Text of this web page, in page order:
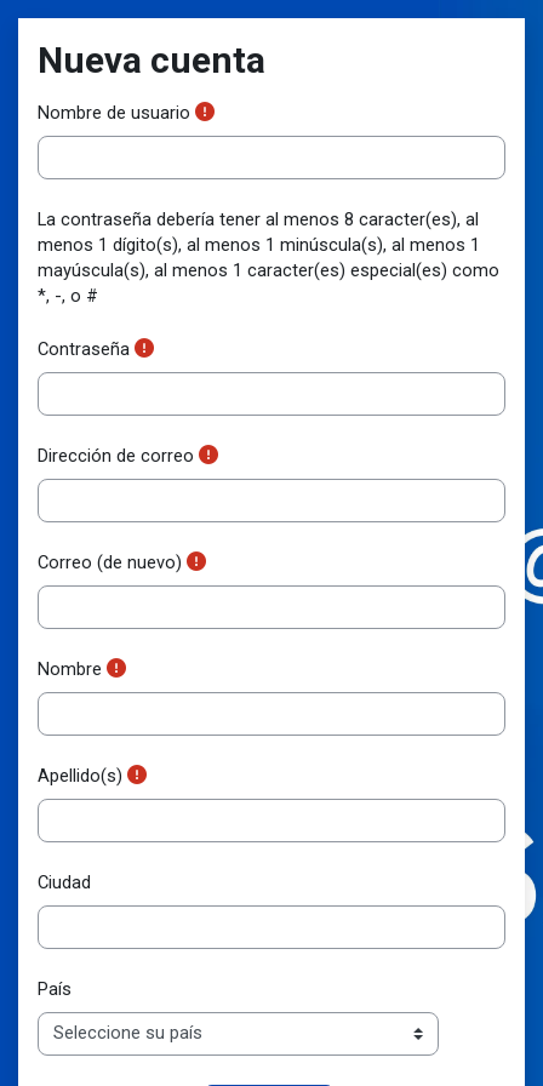
Nueva cuenta
Nombre de usuario
La contraseña debería tener al menos 8 caracter(es), al
menos 1 dígito(s), al menos 1 minúscula(s), al menos 1
mayúscula(s), al menos 1 caracter(es) especial(es) como
*, -, o #
Contraseña
Dirección de correo
Correo (de nuevo)
Nombre
Apellido(s)
Ciudad
País